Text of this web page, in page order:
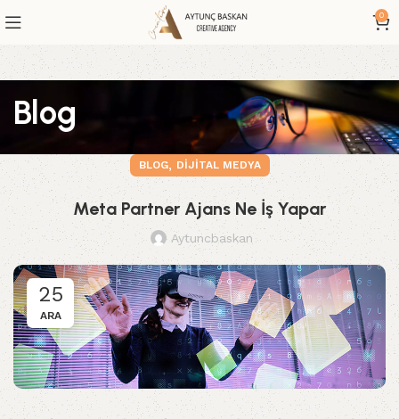
0
Blog
BLOG, DIJITAL MEDYA
Meta Partner Ajans Ne İş Yapar
Aytuncbaskan
25
ARA